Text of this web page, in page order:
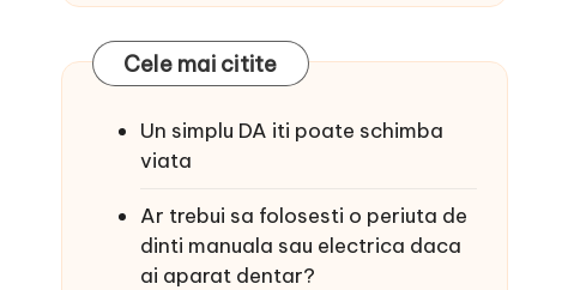
Cele mai citite
Un simplu DA iti poate schimba
viata
Ar trebui sa folosesti o periuta de
dinti manuala sau electrica daca
ai aparat dentar?